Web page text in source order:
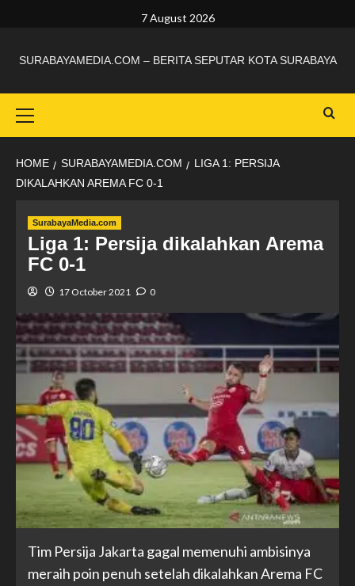
7 August 2026
SURABAYAMEDIA.COM – BERITA SEPUTAR KOTA SURABAYA
HOME SURABAYAMEDIA.COM
LIGA 1: PERSIJA
DIKALAHKAN AREMA FC 0-1
SurabayaMedia.com
Liga 1: Persija dikalahkan Arema
FC 0-1
17 October 2021 0
Tim Persija Jakarta gagal memenuhi ambisinya
meraih poin penuh setelah dikalahkan Arema FC